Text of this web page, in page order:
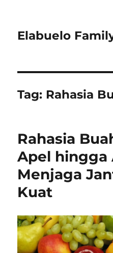
Elabuelo
Tag: Rahasia
Rahasia
Apel hingga
Menjaga
Kuat